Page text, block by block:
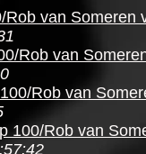
Rob van Someren
Rob van
Rob van
100/Rob van